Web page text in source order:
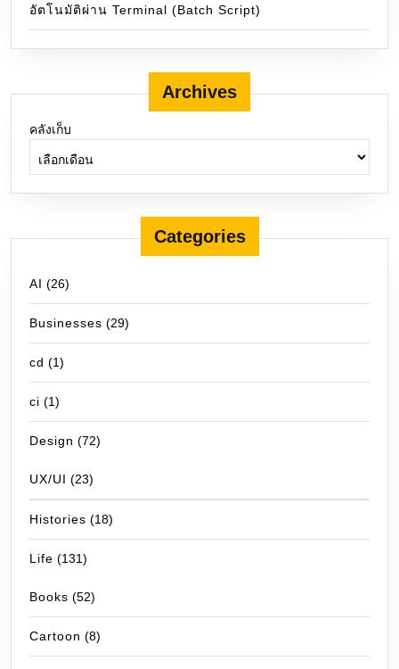
อัตโนมัติผ่าน Terminal (Batch Script)
Archives
คลังเก็บ
Categories
AI (26)
Businesses (29)
cd (1)
ci (1)
Design (72)
UX/UI (23)
Histories (18)
Life (131)
Books (52)
Cartoon (8)